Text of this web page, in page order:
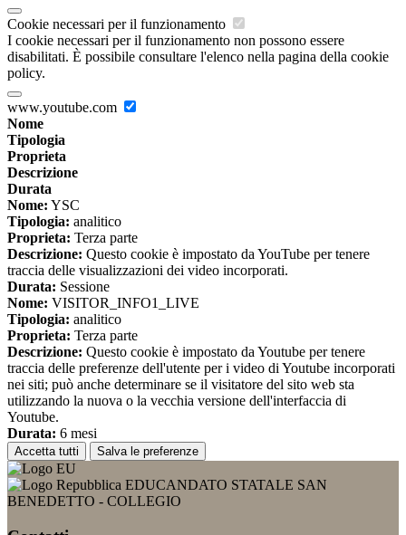
Cookie necessari per il funzionamento
I cookie necessari per il funzionamento non possono essere
disabilitati. È possibile consultare l'elenco nella pagina della cookie
policy.
www.youtube.com
Nome
Tipologia
Proprieta
Descrizione
Durata
Nome: YSC
Tipologia: analitico
Proprieta: Terza parte
Descrizione: Questo cookie è impostato da YouTube per tenere
traccia delle visualizzazioni dei video incorporati.
Durata: Sessione
Nome: VISITOR_INFO1_LIVE
Tipologia: analitico
Proprieta: Terza parte
Descrizione: Questo cookie è impostato da Youtube per tenere
traccia delle preferenze dell'utente per i video di Youtube incorporati
nei siti; può anche determinare se il visitatore del sito web sta
utilizzando la nuova o la vecchia versione dell'interfaccia di
Youtube.
Durata: 6 mesi
Accetta tutti Salva le preferenze
EDUCANDATO STATALE SAN
BENEDETTO - COLLEGIO